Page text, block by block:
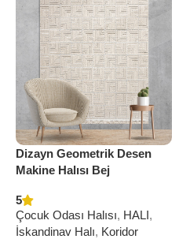
Dizayn Geometrik Desen
Makine Halısı Bej
5
Çocuk Odası Halısı, HALI,
İskandinav Halı, Koridor